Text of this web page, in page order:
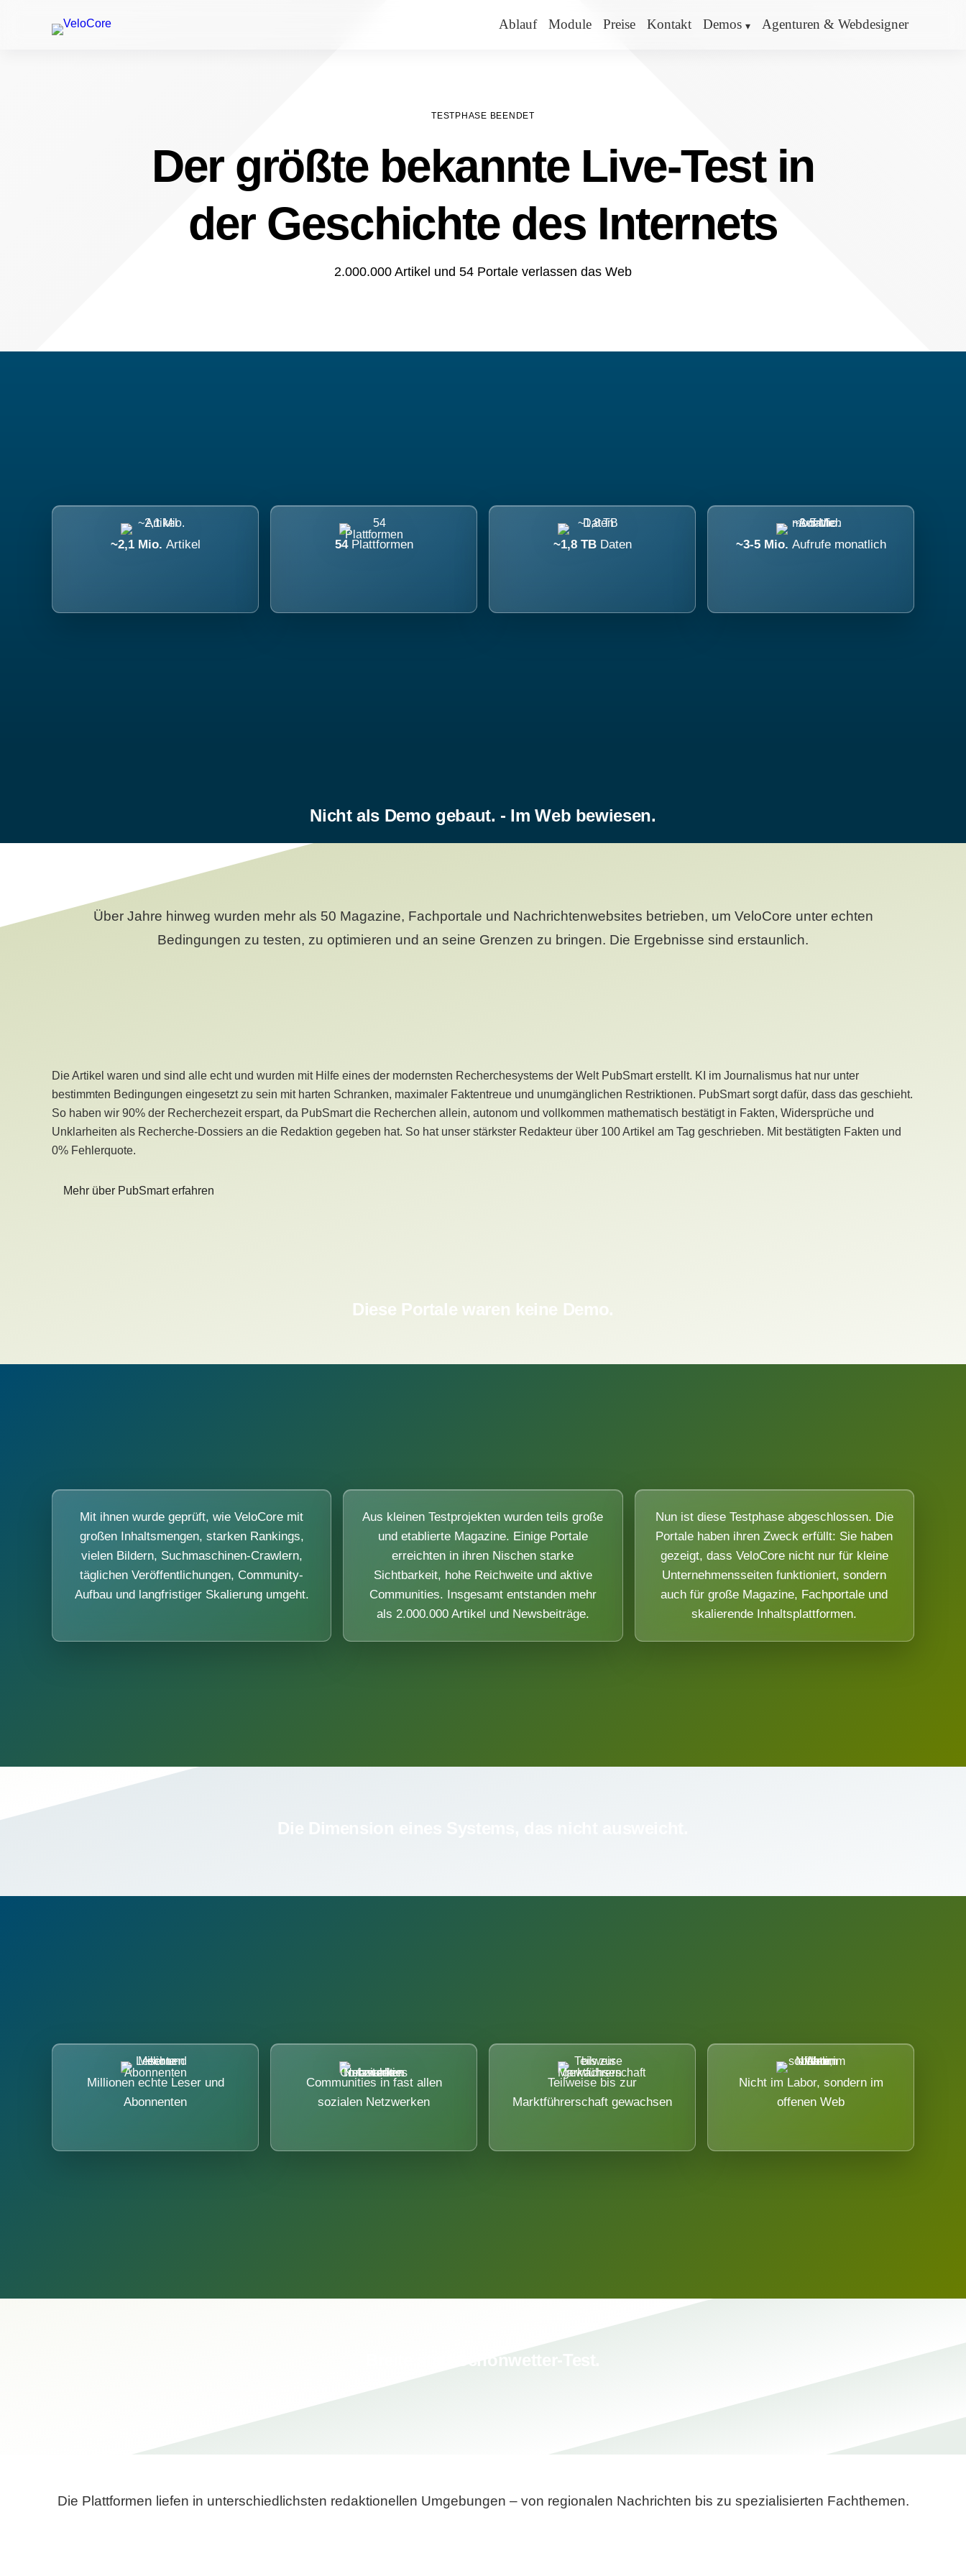
Ablauf Module Preise Kontakt Demos Agenturen & Webdesigner
TESTPHASE BEENDET
Der größte bekannte Live-Test in
der Geschichte des Internets
2.000.000 Artikel und 54 Portale verlassen das Web
~2,1 Mio. Artikel 54 Plattformen ~1,8 TB Daten ~3-5 Mio. Aufrufe monatlich
Nicht als Demo gebaut. - Im Web bewiesen.
Über Jahre hinweg wurden mehr als 50 Magazine, Fachportale und Nachrichtenwebsites betrieben, um VeloCore unter echten
Bedingungen zu testen, zu optimieren und an seine Grenzen zu bringen. Die Ergebnisse sind erstaunlich.
Die Artikel waren und sind alle echt und wurden mit Hilfe eines der modernsten Recherchesystems der Welt PubSmart erstellt. KI im Journalismus hat nur unter
bestimmten Bedingungen eingesetzt zu sein mit harten Schranken, maximaler Faktentreue und unumgänglichen Restriktionen. PubSmart sorgt dafür, dass das geschieht.
So haben wir 90% der Recherchezeit erspart, da PubSmart die Recherchen allein, autonom und vollkommen mathematisch bestätigt in Fakten, Widersprüche und
Unklarheiten als Recherche-Dossiers an die Redaktion gegeben hat. So hat unser stärkster Redakteur über 100 Artikel am Tag geschrieben. Mit bestätigten Fakten und
0% Fehlerquote.
Mehr über PubSmart erfahren
Diese Portale waren keine Demo.
Mit ihnen wurde geprüft, wie VeloCore mit
großen Inhaltsmengen, starken Rankings,
vielen Bildern, Suchmaschinen-Crawlern,
täglichen Veröffentlichungen, Community-
Aufbau und langfristiger Skalierung umgeht.
Aus kleinen Testprojekten wurden teils große
und etablierte Magazine. Einige Portale
erreichten in ihren Nischen starke
Sichtbarkeit, hohe Reichweite und aktive
Communities. Insgesamt entstanden mehr
als 2.000.000 Artikel und Newsbeiträge.
Nun ist diese Testphase abgeschlossen. Die
Portale haben ihren Zweck erfüllt: Sie haben
gezeigt, dass VeloCore nicht nur für kleine
Unternehmensseiten funktioniert, sondern
auch für große Magazine, Fachportale und
skalierende Inhaltsplattformen.
Millionen echte Leser und
Abonnenten
Communities in fast allen
sozialen Netzwerken
Teilweise bis zur
Marktführerschaft gewachsen
Nicht im Labor, sondern im
offenen Web
Die Plattformen liefen in unterschiedlichsten redaktionellen Umgebungen – von regionalen Nachrichten bis zu spezialisierten Fachthemen.